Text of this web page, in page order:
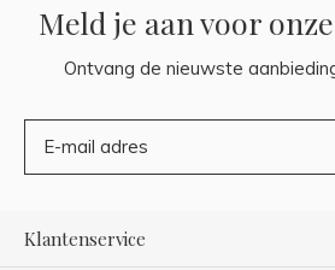
Meld je aan voor
Ontvang de nieuwste
Klantenservice